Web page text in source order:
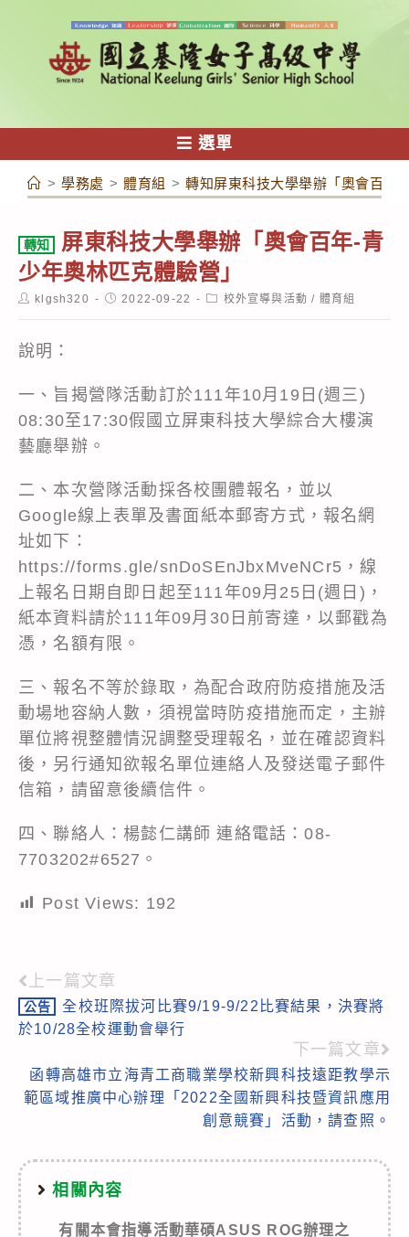
容
選單
> 學務處 > 體育組 > 轉知屏東科技大學舉辦「奧會百年-
轉知
屏東科技大學舉辦「奧會百年-青
少年奧林匹克體驗營」
Postklgsh320
Post2022-09-22
Post校外宣導與活動 / 體育組
說明：
一、旨揭營隊活動訂於111年10月19日(週三)
08:30至17:30假國立屏東科技大學綜合大樓演
藝廳舉辦。
二、本次營隊活動採各校團體報名，並以
Google線上表單及書面紙本郵寄方式，報名網
址如下：
https://forms.gle/snDoSEnJbxMveNCr5，線
上報名日期自即日起至111年09月25日(週日)，
紙本資料請於111年09月30日前寄達，以郵戳為
憑，名額有限。
三、報名不等於錄取，為配合政府防疫措施及活
動場地容納人數，須視當時防疫措施而定，主辦
單位將視整體情況調整受理報名，並在確認資料
後，另行通知欲報名單位連絡人及發送電子郵件
信箱，請留意後續信件。
四、聯絡人：楊懿仁講師 連絡電話：08-
7703202#6527。
Post Views: 192
Read
more
上一篇文章
公告
全校班際拔河比賽9/19-9/22比賽結果，決賽將
於10/28全校運動會舉行
下一篇文章
函轉高雄市立海青工商職業學校新興科技遠距教學示
範區域推廣中心辦理「2022全國新興科技暨資訊應用
創意競賽」活動，請查照。
相關內容
有關本會指導活動華碩ASUS ROG辦理之